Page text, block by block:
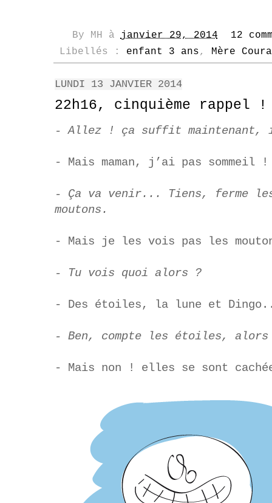
By MH à janvier 29, 2014
12
Libellés : enfant 3 ans, Mère
LUNDI 13 JANVIER 2014
22h16, cinquième rappel !
- Allez ! ça suffit
- Mais maman, j’ai pas sommeil !
- Ça va venir... Tiens, ferme
moutons.
- Mais je les vois pas les
- Tu vois quoi alors ?
- Des étoiles, la lune et
- Ben, compte les étoiles,
- Mais non ! elles se sont